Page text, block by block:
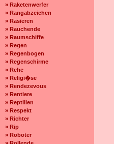
» Raketenwerfer
» Rangabzeichen
» Rasieren
» Rauchende
» Raumschiffe
» Regen
» Regenbogen
» Regenschirme
» Rehe
» Religi�se
» Rendezevous
» Rentiere
» Reptilien
» Respekt
» Richter
» Rip
» Roboter